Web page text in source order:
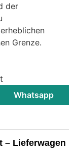
der
Grenze.
Whatsapp
– Lieferwagen